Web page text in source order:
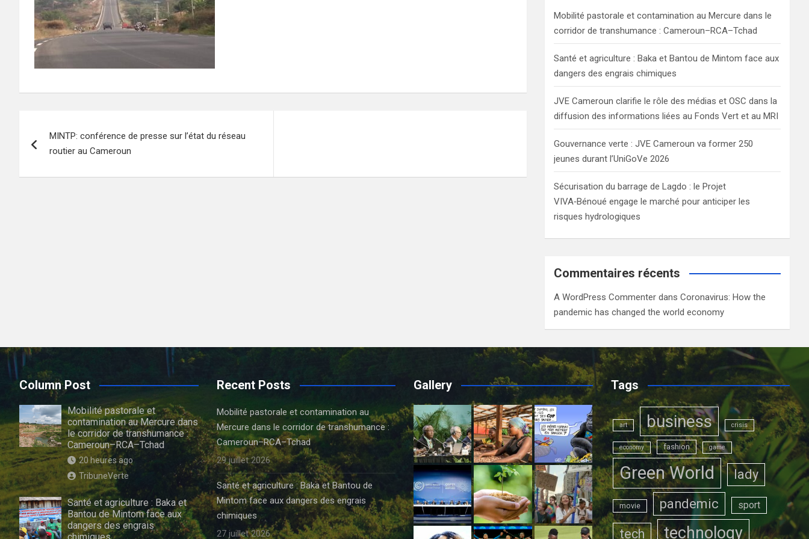
de
l’article
MINTP: conférence de presse sur l’état du réseau
routier au Cameroun
Mobilité pastorale et contamination au Mercure dans le
corridor de transhumance : Cameroun–RCA–Tchad
Santé et agriculture : Baka et Bantou de Mintom face aux
dangers des engrais chimiques
JVE Cameroun clarifie le rôle des médias et OSC dans la
diffusion des informations liées au Fonds Vert et au MRI
Gouvernance verte : JVE Cameroun va former 250
jeunes durant l’UniGoVe 2026
Sécurisation du barrage de Lagdo : le Projet
VIVA‑Bénoué engage le marché pour anticiper les
risques hydrologiques
Commentaires récents
A WordPress Commenter dansCoronavirus: How the
pandemic has changed the world economy
Column Post
Mobilité pastorale et
contamination au Mercure dans
le corridor de transhumance :
Cameroun–RCA–Tchad
20 heures ago
TribuneVerte
Santé et agriculture : Baka et
Bantou de Mintom face aux
dangers des engrais
Recent Posts
Mobilité pastorale et contamination au
Mercure dans le corridor de transhumance :
Cameroun–RCA–Tchad
29 juillet 2026
Santé et agriculture : Baka et Bantou de
Mintom face aux dangers des engrais
chimiques
27 juillet 2026
Gallery Tags
art business crisis
economy fashion game
Green World lady
movie pandemic sport
tech technology